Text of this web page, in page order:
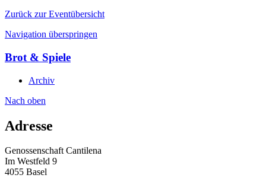
Zurück zur Eventübersicht
Navigation überspringen
Brot & Spiele
Archiv
Nach oben
Adresse
Genossenschaft Cantilena
Im Westfeld 9
4055 Basel